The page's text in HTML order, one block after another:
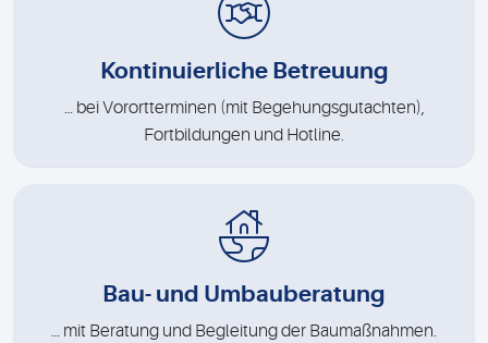
Kontinuierliche Betreuung
… bei Vorortterminen (mit Begehungsgutachten),
Fortbildungen und Hotline.
Bau- und Umbauberatung
… mit Beratung und Begleitung der Baumaßnahmen.